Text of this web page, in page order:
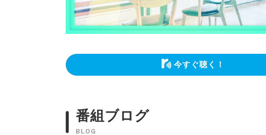
今すぐ聴く！
番組ブログ
BLOG